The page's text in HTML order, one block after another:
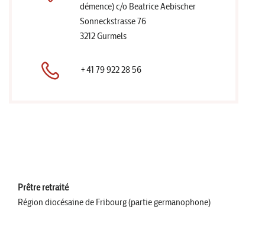
démence) c/o Beatrice Aebischer
Sonneckstrasse 76
3212 Gurmels
+41 79 922 28 56
Prêtre retraité
Région diocésaine de Fribourg (partie germanophone)